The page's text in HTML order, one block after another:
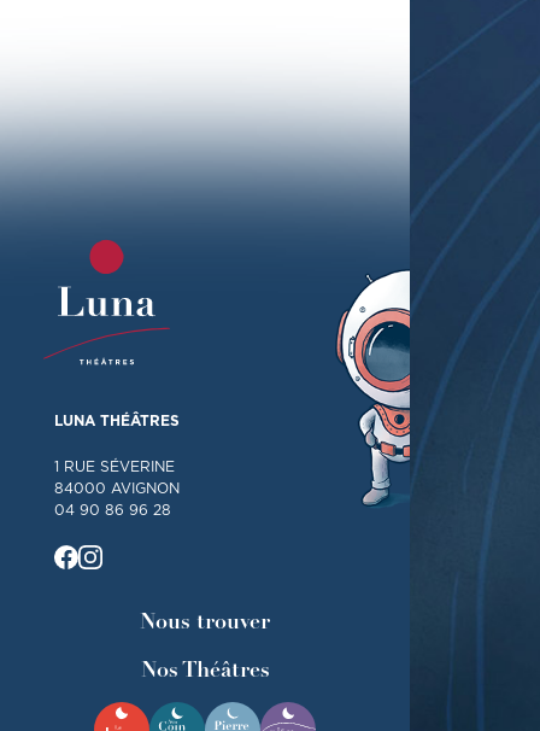
LUNA THÉÂTRES
1 RUE SÉVERINE
84000 AVIGNON
04 90 86 96 28
Nous trouver
Nos Théâtres